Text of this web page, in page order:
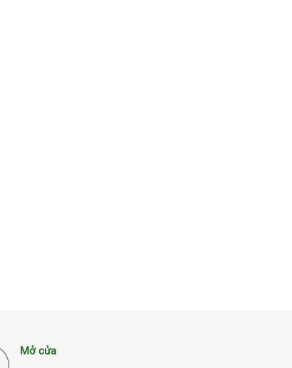
Mở cửa